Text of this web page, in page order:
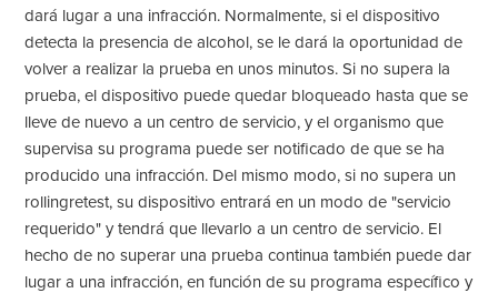
dará lugar a una infracción. Normalmente, si el dispositivo
detecta la presencia de alcohol, se le dará la oportunidad de
volver a realizar la prueba en unos minutos. Si no supera la
prueba, el dispositivo puede quedar bloqueado hasta que se
lleve de nuevo a un centro de servicio, y el organismo que
supervisa su programa puede ser notificado de que se ha
producido una infracción. Del mismo modo, si no supera un
rollingretest, su dispositivo entrará en un modo de "servicio
requerido" y tendrá que llevarlo a un centro de servicio. El
hecho de no superar una prueba continua también puede dar
lugar a una infracción, en función de su programa específico y